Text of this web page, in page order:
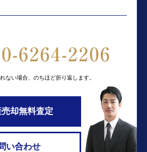
ない場合、のちほど折り返します。
却無料査定
い合わせ